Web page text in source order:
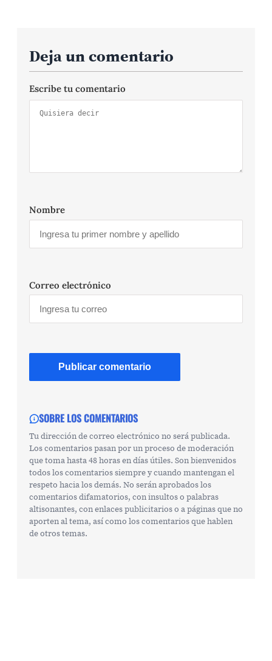
Deja un comentario
Escribe tu comentario
Nombre
Correo electrónico
SOBRE LOS COMENTARIOS
Tu dirección de correo electrónico no será publicada.
Los comentarios pasan por un proceso de moderación
que toma hasta 48 horas en días útiles. Son bienvenidos
todos los comentarios siempre y cuando mantengan el
respeto hacia los demás. No serán aprobados los
comentarios difamatorios, con insultos o palabras
altisonantes, con enlaces publicitarios o a páginas que no
aporten al tema, así como los comentarios que hablen
de otros temas.